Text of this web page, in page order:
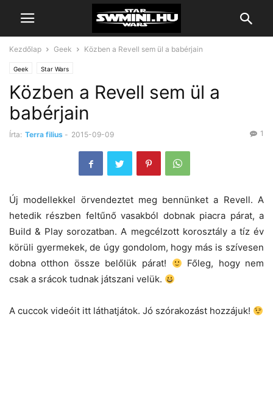
Kezdőlap Geek Közben a Revell sem ül a babérjain
Geek Star Wars
Közben a Revell sem ül a
babérjain
Írta: Terra filius - 2015-09-09 1
Új modellekkel örvendeztet meg bennünket a Revell. A
hetedik részben feltűnő vasakból dobnak piacra párat, a
Build & Play sorozatban. A megcélzott korosztály a tíz év
körüli gyermekek, de úgy gondolom, hogy más is szívesen
dobna otthon össze belőlük párat!
Főleg, hogy nem
csak a srácok tudnak játszani velük.
A cuccok videóit itt láthatjátok. Jó szórakozást hozzájuk!